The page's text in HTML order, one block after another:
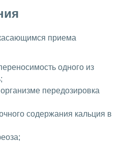
приема
одного из
передозировка
содержания кальция в